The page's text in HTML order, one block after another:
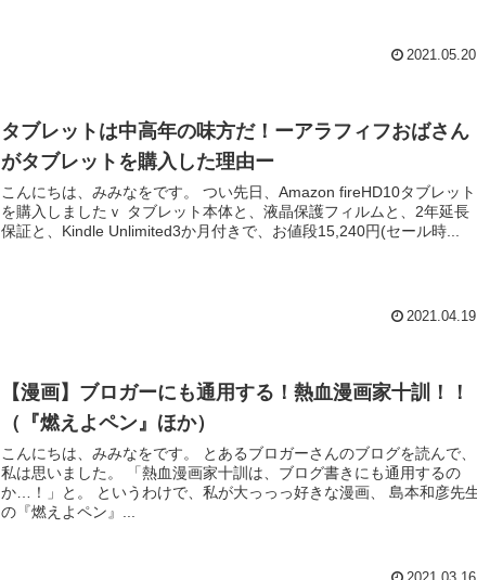
2021.05.20
タブレットは中高年の味方だ！ーアラフィフおばさん
がタブレットを購入した理由ー
こんにちは、みみなをです。 つい先日、Amazon fireHD10タブレット
を購入しましたｖ タブレット本体と、液晶保護フィルムと、2年延長
保証と、Kindle Unlimited3か月付きで、お値段15,240円(セール時...
2021.04.19
【漫画】ブロガーにも通用する！熱血漫画家十訓！！
（『燃えよペン』ほか）
こんにちは、みみなをです。 とあるブロガーさんのブログを読んで、
私は思いました。 「熱血漫画家十訓は、ブログ書きにも通用するの
か…！」と。 というわけで、私が大っっっ好きな漫画、 島本和彦先生
の『燃えよペン』...